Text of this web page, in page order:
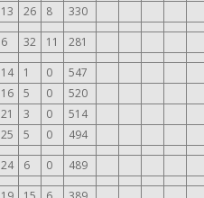
13 26 8
330
6 32 11
281
14 1 0
547
16 5 0
520
21 3 0
514
25 5 0
494
24 6 0
489